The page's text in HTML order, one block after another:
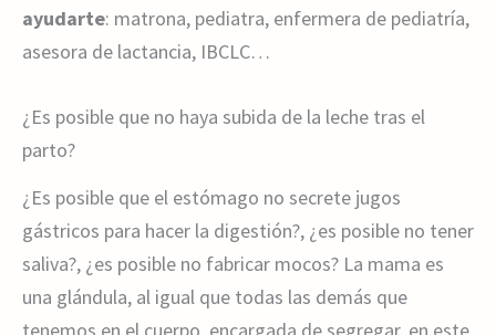
ayudarte: matrona, pediatra, enfermera de pediatría,
asesora de lactancia, IBCLC…
¿Es posible que no haya subida de la leche tras el
parto?
¿Es posible que el estómago no secrete jugos
gástricos para hacer la digestión?, ¿es posible no tener
saliva?, ¿es posible no fabricar mocos? La mama es
una glándula, al igual que todas las demás que
tenemos en el cuerpo, encargada de segregar, en este